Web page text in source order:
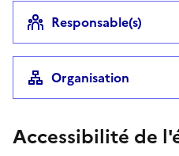
Responsable(s)
Organisation
Accessibilité de